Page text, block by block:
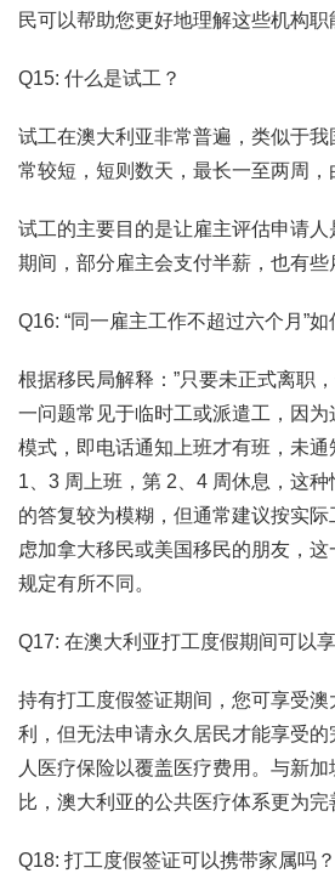
民可以帮助您更好地理解这些机构职
Q15: 什么是试工？
试工在澳大利亚非常普遍，类似于
常较短，短则数天，最长一至两周，
试工的主要目的是让雇主评估申请
期间，部分雇主会支付半薪，也有些
Q16: “同一雇主工作不超过六个月”如
根据移民局解释：”只要未正式离职
一问题常见于临时工或派遣工，因为
模式，即电话通知上班才有班，未
1、3 周上班，第 2、4 周休息，这
的答复较为模糊，但通常建议按实
虑加拿大移民或美国移民的朋友，
规定有所不同。
Q17: 在澳大利亚打工度假期间可以
持有打工度假签证期间，您可享受
利，但无法申请永久居民才能享受
人医疗保险以覆盖医疗费用。与新
比，澳大利亚的公共医疗体系更为完
Q18: 打工度假签证可以携带家属吗？